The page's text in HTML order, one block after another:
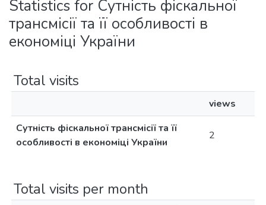
All of DSpace
Statistics for Сутність фіскальної
трансмісії та її особливості в
економіці України
Total visits
views
Сутність фіскальної трансмісії та її
особливості в економіці України
2
Total visits per month